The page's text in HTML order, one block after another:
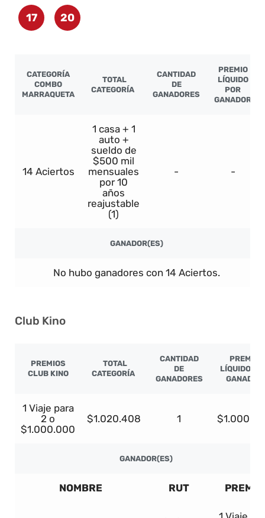
17 20
CATEGORÍA
COMBO
MARRAQUETA
TOTAL
CATEGORÍA
CANTIDAD
DE
GANADORES
PREMIO
LÍQUIDO
POR
GANADOR
14 Aciertos
1 casa + 1
auto +
sueldo de
$500 mil
mensuales
por 10
años
reajustable
(1)
- -
GANADOR(ES)
No hubo ganadores con 14 Aciertos.
Club Kino
PREMIOS
CLUB KINO
TOTAL
CATEGORÍA
CANTIDAD
DE
GANADORES
PREMIO
LÍQUIDO
GANADOR
1 Viaje para
2 o
$1.000.000
$1.020.408 1
GANADOR(ES)
NOMBRE RUT PREMIO